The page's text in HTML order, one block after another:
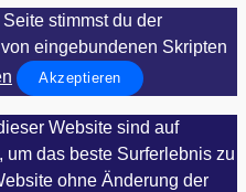
stimmst du der
eingebundenen Skripten
Akzeptieren
Website sind auf
das beste Surferlebnis zu
ohne Änderung der